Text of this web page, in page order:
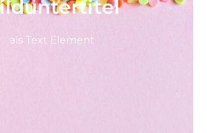
als Text Element